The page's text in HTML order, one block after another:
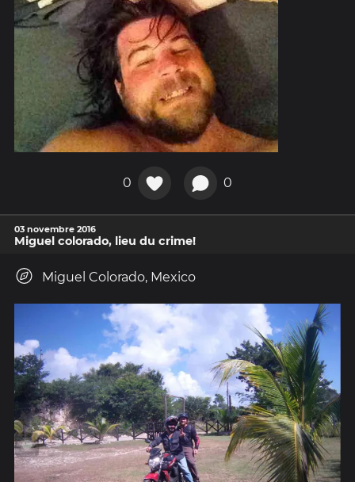
0 0
03 novembre 2016
Miguel colorado, lieu du crime!
Miguel Colorado, Mexico